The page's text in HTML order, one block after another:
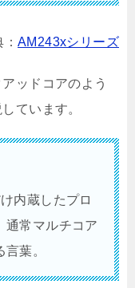
AM243xシリーズ
ッドコアのよう
ています。
内蔵したプロ
通常マルチコア
葉。